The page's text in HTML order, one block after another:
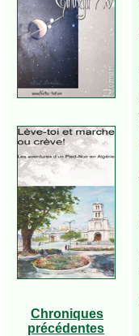
Chroniques
précédentes